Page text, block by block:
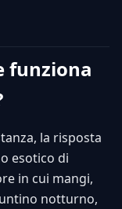
funziona
la risposta
esotico di
in cui mangi,
notturno,